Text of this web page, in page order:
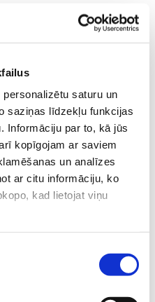
saturu un
saziņas līdzekļu funkcijas
Informāciju par to, kā jūs
kopīgojam ar saviem
un analīzes
ar citu informāciju, ko
kad lietojat viņu
priekšnojautas, vēlme
nesaturēšana naktī, sapņu
ābe C
gadījumā, ir asa urīna
krāsa. Bērnam ir tendence
situācijām, jau
rada lielu triecienu. Nakts
karbonāts CaCO
un tendenci uz
krītu, mums jādomā par
– pastiprināta sviedru
ap galvu kļūst slapjš. Nakts